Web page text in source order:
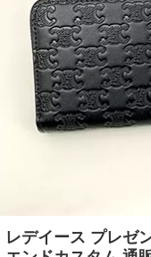
レデイース プレゼ